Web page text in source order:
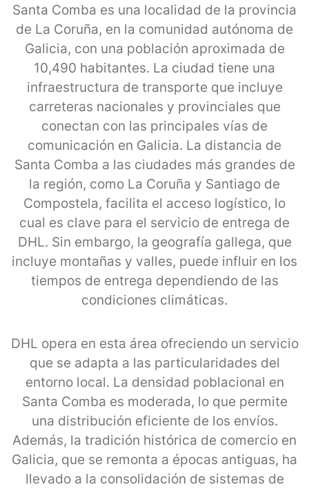
Santa Comba es una localidad de la provincia
de La Coruña, en la comunidad autónoma de
Galicia, con una población aproximada de
10,490 habitantes. La ciudad tiene una
infraestructura de transporte que incluye
carreteras nacionales y provinciales que
conectan con las principales vías de
comunicación en Galicia. La distancia de
Santa Comba a las ciudades más grandes de
la región, como La Coruña y Santiago de
Compostela, facilita el acceso logístico, lo
cual es clave para el servicio de entrega de
DHL. Sin embargo, la geografía gallega, que
incluye montañas y valles, puede influir en los
tiempos de entrega dependiendo de las
condiciones climáticas.
DHL opera en esta área ofreciendo un servicio
que se adapta a las particularidades del
entorno local. La densidad poblacional en
Santa Comba es moderada, lo que permite
una distribución eficiente de los envíos.
Además, la tradición histórica de comercio en
Galicia, que se remonta a épocas antiguas, ha
llevado a la consolidación de sistemas de